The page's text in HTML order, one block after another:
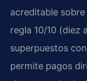
acreditable
regla 10/10 (diez
superpuestos
permite pagos